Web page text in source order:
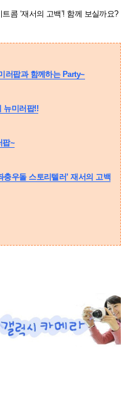
콤 ‘재서의 고백’! 함께 보실까요?
러팝과 함께하는 Party~
뉴미러팝!!
팝~
충우돌 스토리텔러’ 재서의 고백